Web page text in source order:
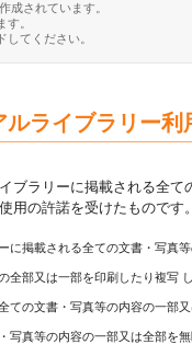
成されています。
。
てください。
ライブラリー利
ブラリーに掲載される全
用の許諾を受けたもので
に掲載される全ての文書・写真
全部又は一部を印刷したり複写
ての文書・写真等の内容の一
写真等の内容の一部又は全部を